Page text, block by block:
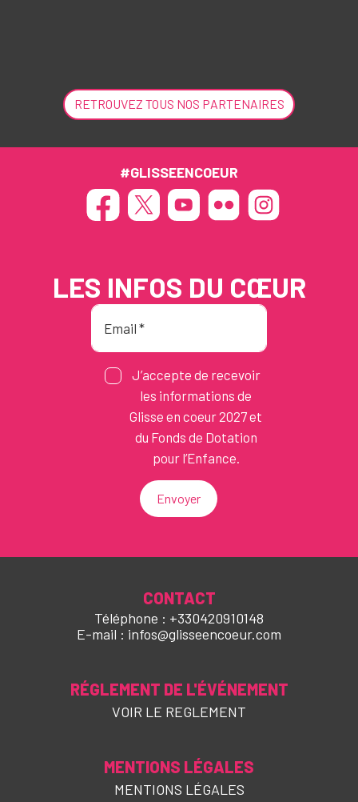
RETROUVEZ TOUS NOS PARTENAIRES
#GLISSEENCOEUR
LES INFOS DU CŒUR
J’accepte de recevoir
les informations de
Glisse en coeur 2027 et
du Fonds de Dotation
pour l’Enfance.
Envoyer
CONTACT
Téléphone : +330420910148
E-mail : infos@glisseencoeur.com
RÉGLEMENT DE L'ÉVÉNEMENT
VOIR LE REGLEMENT
MENTIONS LÉGALES
MENTIONS LÉGALES